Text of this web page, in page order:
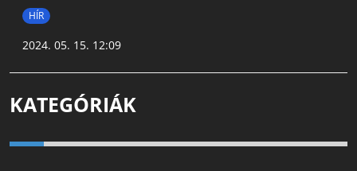
HÍR
2024. 05. 15. 12:09
KATEGÓRIÁK